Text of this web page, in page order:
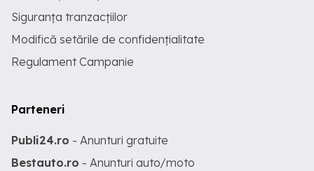
Siguranța tranzacțiilor
Modifică setările de confidențialitate
Regulament Campanie
Parteneri
Publi24.ro - Anunturi gratuite
Bestauto.ro - Anunturi auto/moto